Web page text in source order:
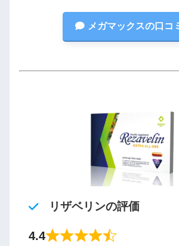
メガマックスの口コ
リザベリンの評価
4.4